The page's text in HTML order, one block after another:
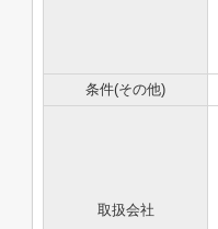
条件(その他)
取扱会社